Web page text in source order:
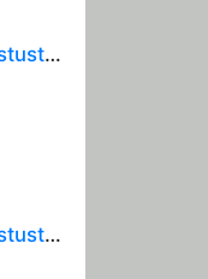
Lasten ja nuorten suunnistustreenit
Lasten ja nuorten suunnistustreenit